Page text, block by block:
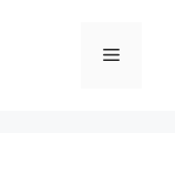
Menü